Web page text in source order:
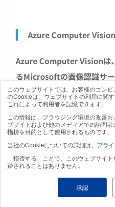
このウェブサイトでは、お客様のコン
のCookieは、ウェブサイトの利用に関
これによって利用者を記憶できます。
この情報は、ブラウジング環境の改善
ブサイトおよび他のメディアでの訪問
指標を目的として使用されるものです。
当社のCookieについての詳細は、 プラ
「拒否する」ことで、このウェブサイ
跡されることはありません。
承認
Azure Computer Vision
Azure Computer Visionは
るMicrosoftの画像認識サー
らテキストや物体、人物を
できます。
Vision AI
Vision AIは、画像や動画か
テキストの理解や感情の検